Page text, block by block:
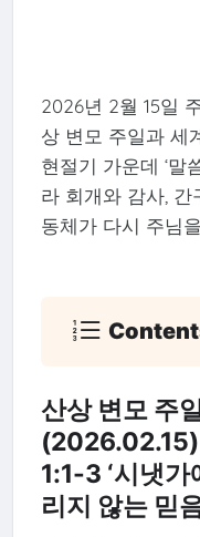
2026년 2월 15일
상 변모 주일과 세
현절기 가운데 ‘말
라 회개와 감사,
동체가 다시 주님
산상 변모 주
(2026.02.15)
1:1-3 ‘시냇가
리지 않는 믿